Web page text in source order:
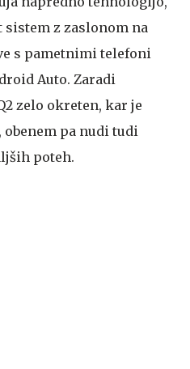
z zaslonom na
s pametnimi telefoni
Auto. Zaradi
zelo okreten, kar je
obenem pa nudi tudi
poteh.